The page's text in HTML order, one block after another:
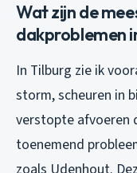
Wat zijn de
dakproblemen
In Tilburg zie ik
storm, scheuren in
verstopte afvoeren
toenemend